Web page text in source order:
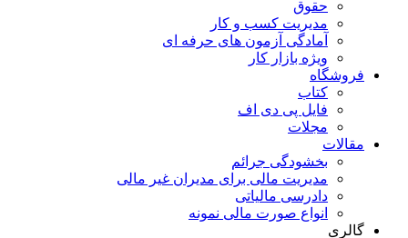
حقوق
مدیریت کسب و کار
آمادگی آزمون های حرفه ای
ویژه بازار کار
فروشگاه
کتاب
فایل پی دی اف
مجلات
مقالات
بخشودگی جرائم
مدیریت مالی برای مدیران غیر مالی
دادرسی مالیاتی
انواع صورت مالی نمونه
گالری